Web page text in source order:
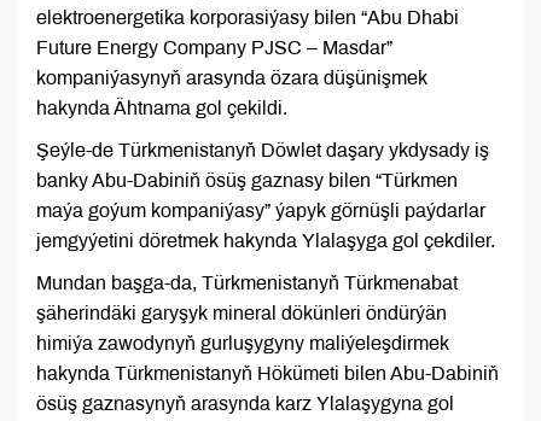
elektroenergetika korporasiýasy bilen “Abu Dhabi
Future Energy Company PJSC – Masdar”
kompaniýasynyň arasynda özara düşünişmek
hakynda Ähtnama gol çekildi.
Şeýle-de Türkmenistanyň Döwlet daşary ykdysady iş
banky Abu-Dabiniň ösüş gaznasy bilen “Türkmen
maýa goýum kompaniýasy” ýapyk görnüşli paýdarlar
jemgyýetini döretmek hakynda Ylalaşyga gol çekdiler.
Mundan başga-da, Türkmenistanyň Türkmenabat
şäherindäki garyşyk mineral dökünleri öndürýän
himiýa zawodynyň gurluşygyny maliýeleşdirmek
hakynda Türkmenistanyň Hökümeti bilen Abu-Dabiniň
ösüş gaznasynyň arasynda karz Ylalaşygyna gol